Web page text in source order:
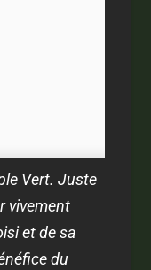
Vert. Juste
vivement
et de sa
du